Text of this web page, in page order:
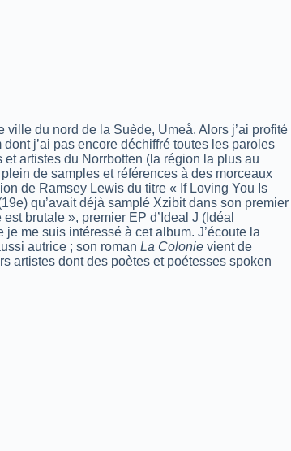
ville du nord de la Suède, Umeå. Alors j’ai profité
dont j’ai pas encore déchiffré toutes les paroles
artistes du Norrbotten (la région la plus au
de samples et références à des morceaux
de Ramsey Lewis du titre « If Loving You Is
qu’avait déjà samplé Xzibit dans son premier
brutale », premier EP d’Ideal J (Idéal
me suis intéressé à cet album. J’écoute la
autrice ; son roman La Colonie vient de
artistes dont des poètes et poétesses spoken